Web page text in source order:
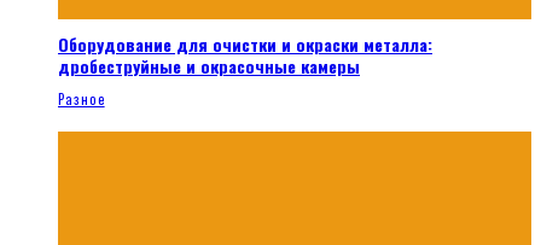
Оборудование для очистки и окраски металла:
дробеструйные и окрасочные камеры
Разное